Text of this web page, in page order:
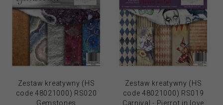
Zestaw kreatywny (HS
code 48021000) RS020
Gemstones
Zestaw kreatywny (HS
code 48021000) RS019
Carnival - Pierrot in love